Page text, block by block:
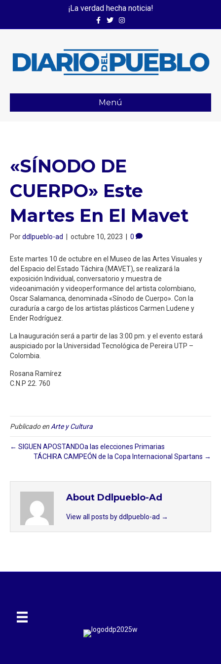
¡La verdad hecha noticia!
FacebookTwitterInstagram
Menú
«SÍNODO DE
CUERPO» Este
Martes En El Mavet
Porddlpueblo-ad | octubre 10, 2023 | 0
Este martes 10 de octubre en el Museo de las Artes Visuales y
del Espacio del Estado Táchira (MAVET), se realizará la
exposición Individual, conversatorio y muestra de
videoanimación y videoperformance del artista colombiano,
Oscar Salamanca, denominada «Sínodo de Cuerpo». Con la
curaduría a cargo de los artistas plásticos Carmen Ludene y
Ender Rodríguez.
La Inauguración será a partir de las 3:00 pm. y el evento estará
auspiciado por la Universidad Tecnológica de Pereira UTP –
Colombia.
Rosana Ramírez
C.N.P 22. 760
Publicado en Arte y Cultura
← SIGUEN APOSTANDOa las elecciones Primarias
TÁCHIRA CAMPEÓN de la Copa Internacional Spartans →
About Ddlpueblo-Ad
View all posts by ddlpueblo-ad →